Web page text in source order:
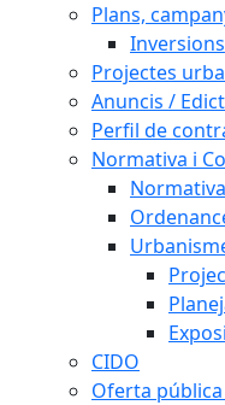
Plans,
Inversions
Projectes
Anuncis /
Perfil de
Normativa i
CIDO
Oferta